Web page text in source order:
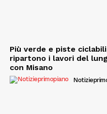
Più verde e piste
ripartono i lavori del
con Misano